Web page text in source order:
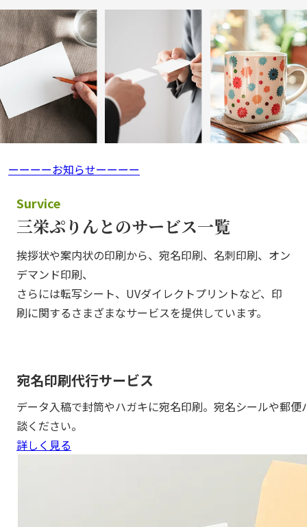
ーーーーお知らせーーーー
Survice
三栄ぷりんとのサービス一覧
挨拶状や案内状の印刷から、宛名印刷、名刺印刷、オン
デマンド印刷、
さらには転写シート、UVダイレクトプリントなど、印
刷に関するさまざまなサービスを提供しています。
宛名印刷代行サービス
データ入稿で封筒やハガキに宛名印刷。宛名シールや郵
談ください。
詳しく見る